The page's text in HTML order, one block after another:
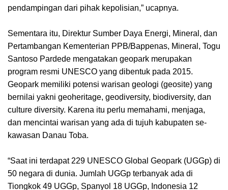
pendampingan dari pihak kepolisian,” ucapnya.
Sementara itu, Direktur Sumber Daya Energi, Mineral, dan
Pertambangan Kementerian PPB/Bappenas, Mineral, Togu
Santoso Pardede mengatakan geopark merupakan
program resmi UNESCO yang dibentuk pada 2015.
Geopark memiliki potensi warisan geologi (geosite) yang
bernilai yakni geoheritage, geodiversity, biodiversity, dan
culture diversity. Karena itu perlu memahami, menjaga,
dan mencintai warisan yang ada di tujuh kabupaten se-
kawasan Danau Toba.
“Saat ini terdapat 229 UNESCO Global Geopark (UGGp) di
50 negara di dunia. Jumlah UGGp terbanyak ada di
Tiongkok 49 UGGp, Spanyol 18 UGGp, Indonesia 12